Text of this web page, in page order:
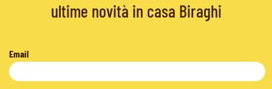
ultime novità in casa Biraghi
Email